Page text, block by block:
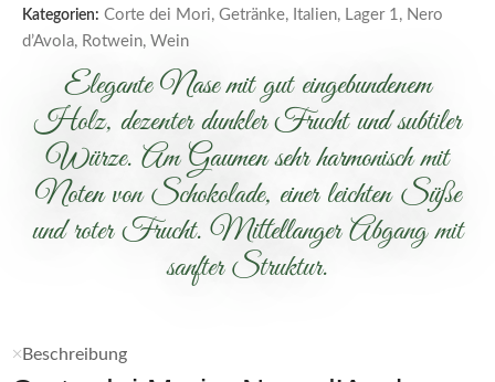
Kategorien: Corte dei Mori, Getränke, Italien, Lager 1, Nero
d’Avola, Rotwein, Wein
Elegante Nase mit gut eingebundenem
Holz, dezenter dunkler Frucht und subtiler
Würze. Am Gaumen sehr harmonisch mit
Noten von Schokolade, einer leichten Süße
und roter Frucht. Mittellanger Abgang mit
sanfter Struktur.
Beschreibung